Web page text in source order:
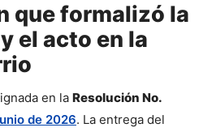
que formalizó la
el acto en la
en la Resolución No.
de 2026. La entrega del